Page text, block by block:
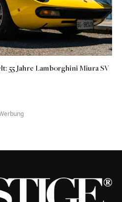
55 Jahre Lamborghini Miura SV